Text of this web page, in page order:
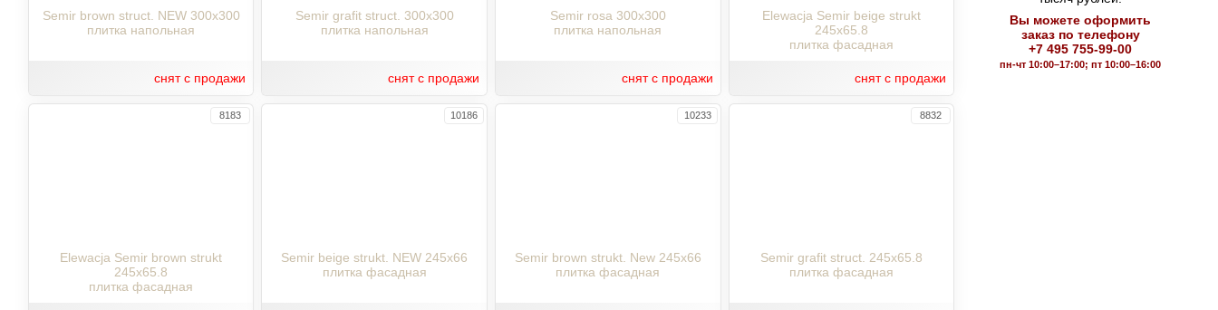
Semir brown struct. NEW 300x300
плитка напольная
снят с продажи
Semir grafit struct. 300x300
плитка напольная
снят с продажи
Semir rosa 300x300
плитка напольная
снят с продажи
Elewacja Semir beige strukt
245x65.8
плитка фасадная
снят с продажи
8183
Elewacja Semir brown strukt
245x65.8
плитка фасадная
10186
Semir beige strukt. NEW 245x66
плитка фасадная
10233
Semir brown strukt. New 245x66
плитка фасадная
8832
Semir grafit struct. 245x65.8
плитка фасадная
Вы можете оформить
заказ по телефону
+7 495 755-99-00
пн-чт 10:00–17:00; пт 10:00–16:00